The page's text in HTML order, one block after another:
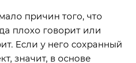
причин того, что
плохо говорит или
Если у него сохранный
значит, в основе